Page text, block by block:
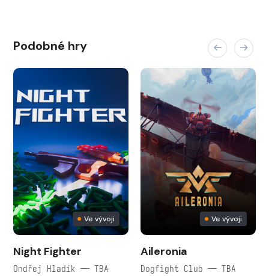
Podobné hry
Ve vývoji
Night Fighter
Ondřej Hladík — TBA
Ve vývoji
Aileronia
Dogfight Club — TBA